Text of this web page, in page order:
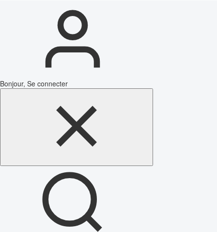
Bonjour, Se connecter